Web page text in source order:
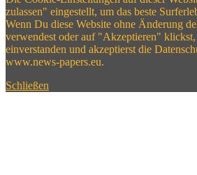
zulassen" eingestellt, um das beste
Wenn Du diese Website ohne Änderung
verwendest oder auf "Akzeptieren"
einverstanden und akzeptierst die
www.news-papers.eu.
Schließen